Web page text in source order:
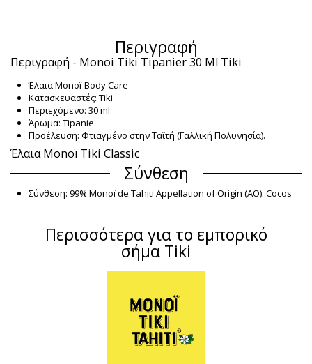
Περιγραφή
Περιγραφή - Monoi Tiki Tipanier 30 Ml Tiki
Έλαια Monoï-Body Care
Κατασκευαστές: Tiki
Περιεχόμενο: 30 ml
Άρωμα: Tipanie
Προέλευση: Φτιαγμένο στην Ταϊτή (Γαλλική Πολυνησία).
Έλαια Monoï Tiki Classic
Σύνθεση
Σύνθεση: 99% Monoï de Tahiti Appellation of Origin (AO). Cocos
Benzyl benzoate, Benzyl salicylate, Cananga odorata
oil/extract, Citronellol, Geran
Πληροφορίες προϊόντος
Η συσκευασία περιλαμβάνει: 1 x Έλαια Monoï (Δεν
περιλαμβάνονται άλλα αξεσουάρ)
SKU: 1974158350475000134
EAN: Μέγεθος μοναδικό (3504750001562)
Περισσότερα για το εμπορικό
σήμα Tiki